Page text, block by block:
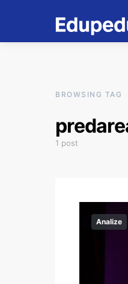
BROWSING TAG
1 post
Analize